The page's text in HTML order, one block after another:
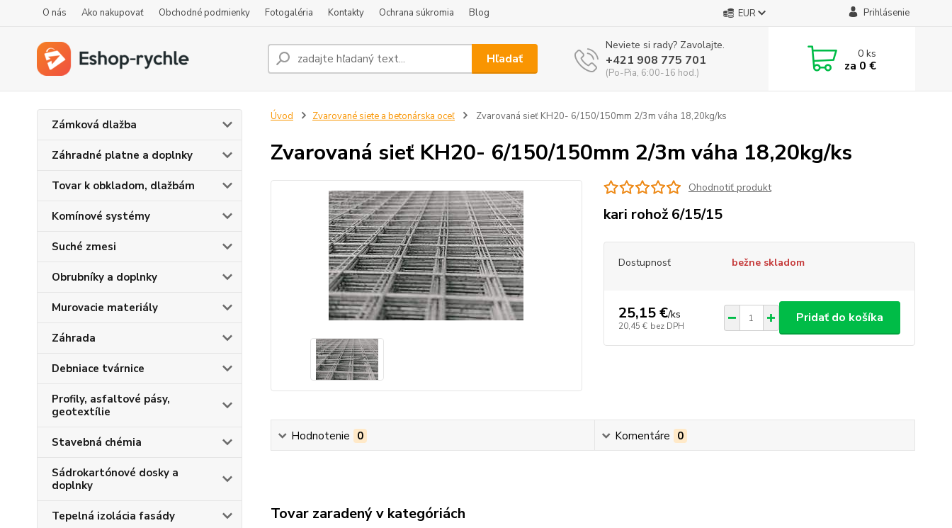
O nás Ako nakupovať Obchodné podmienky Fotogaléria Kontakty Ochrana súkromia Blog EUR Prihlásenie
Hľadať
Neviete si rady? Zavolajte.
+421 908 775 701
(Po-Pia, 6:00-16 hod.)
0ks
za 0 €
Zámková dlažba
Záhradné platne a doplnky
Tovar k obkladom, dlažbám
Komínové systémy
Suché zmesi
Obrubníky a doplnky
Murovacie materiály
Záhrada
Debniace tvárnice
Profily, asfaltové pásy,
geotextílie
Stavebná chémia
Sádrokartónové dosky a
doplnky
Tepelná izolácia fasády
Úvod Zvarované siete a betonárska oceľ Zvarovaná sieť KH20- 6/150/150mm 2/3m váha 18,20kg/ks
Zvarovaná sieť KH20- 6/150/150mm 2/3m váha 18,20kg/ks
Ohodnotiť produkt
kari rohož 6/15/15
Dostupnosť bežne skladom
25,15 €/ks
20,45 € bez DPH
Pridať do košíka
Hodnotenie 0 Komentáre 0
Tovar zaradený v kategóriách